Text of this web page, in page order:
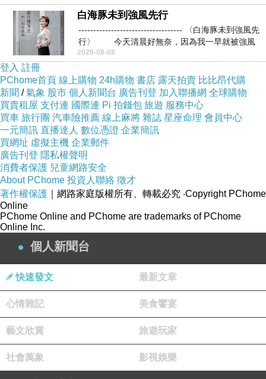
幾乎已被吸收殆盡，因此種出來的蔬果裡頭的
營養素不像以前一樣那麼營養。
桃園 汽車 旅館 推薦根據日本所做的一項調查，
現在的菠菜裡頭所含的維他命C，已經遠遠比
不上多年前一顆菠菜所含的維他命C的含量
了，與Robert G. Allen的《你的健康正遭受威
脅》這本健康報告裡頭提到的數據不謀而合，
這本健康報告說一九四八年的時候，一碗菠菜
所含的鐵大約是一百五十毫克(milligrams)。不
過現在，相同份量的菠菜卻只有兩毫克的鐵！
現在您必須吃下七十五碗的菠菜 ，才能獲得
十年前相同份量的礦物質！
以為均衡飲食，結果根本只有
做到；我們自以為吃的蔬菜水果很營養，結果
這些食物中所含的營養竟如此貧乏！真是相當
驚人的真相！
保健食品，是平常就要補充攝取，它並不是
藥，可以馬上見效。
白海豚未到強風先行
----------------------------------- 〈白海豚未到強風先
行〉 今天清晨好無奈，因為我一早就被強風
2026-08-08
登入 註冊
PChome首頁 線上購物 24h購物 書店 露天拍賣 比比昂代購
新聞 /氣象 股市 個人新聞台 廣告刊登 加入聯播網 全球購物
買賣租屋 支付連 國際連 Pi 拍錢包 旅遊 服務中心
買車 旅行團 汽車險推薦 線上麻將 雜誌 星座命理 會員中心
一元簡訊 直播達人 數位憑證 企業簡訊
買網址 虛擬主機 企業郵件
廣告刊登 隱私權聲明
消費者保護 兒童網路安全
About PChome 投資人聯絡 徵才
著作權保護 ｜網路家庭版權所有、轉載必究 ‧Copyright PChome
Online
PChome Online and PChome are trademarks of PChome
Online Inc.
個人新聞台
快速發文 最新文章
心情雜記 美食饗宴
藝文欣賞 旅遊玩家
社會萬象 影視娛樂